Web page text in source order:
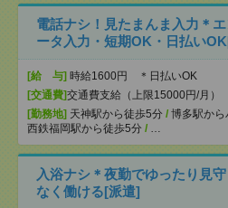
電話ナシ！見たまんま入力＊
ータ入力・短期OK・日払い
[給 与] 時給1600円 ＊日払いOK
[交通費]交通費支給（上限15000円/月）
[勤務地] 天神駅から徒歩5分 / 博多駅か
西鉄福岡駅から徒歩5分 / …
入浴ナシ＊夜勤でゆったり見
なく働ける[派遣]